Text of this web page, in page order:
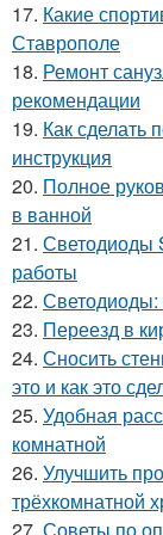
17. Какие
Ставрополе
18. Ремонт
рекомендации
19. Как сделать
инструкция
20. Полное
в ванной
21. Светодиоды
работы
22.
23. Переезд в
24. Сносить
это и как это
25. Удобная
комнатной
26. Улучшить
трёхкомнатной